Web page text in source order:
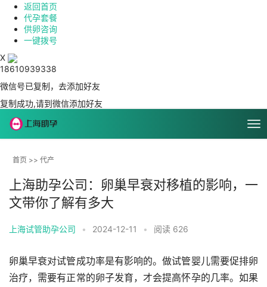
返回首页
代孕套餐
供卵咨询
一键拨号
X
18610939338
微信号已复制，去添加好友
复制成功,请到微信添加好友
首页 >> 代产
上海助孕公司：卵巢早衰对移植的影响，一
文带你了解有多大
上海试管助孕公司 • 2024-12-11 • 阅读 626
卵巢早衰对试管成功率是有影响的。做试管婴儿需要促排卵
治疗，需要有正常的卵子发育，才会提高怀孕的几率。如果